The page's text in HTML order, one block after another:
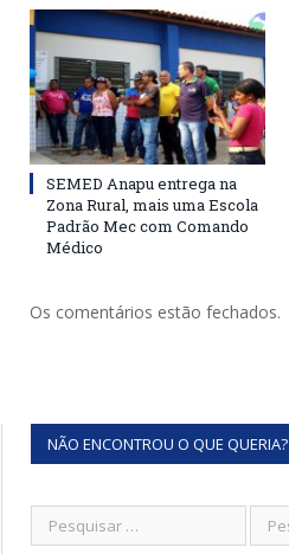
SEMED Anapu entrega na
Zona Rural, mais uma Escola
Padrão Mec com Comando
Médico
Os comentários estão fechados.
NÃO ENCONTROU O QUE QUERIA?